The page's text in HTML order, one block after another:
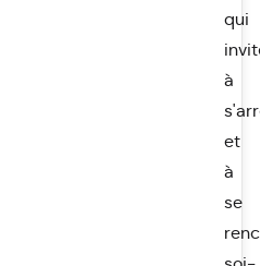
qui
à
et
à
se